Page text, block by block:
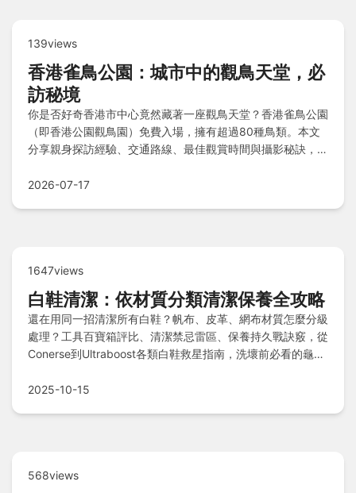
139views
香港雀鳥公園：城市中的觀鳥天堂，必
訪秘境
你是否好奇香港市中心竟然藏著一座觀鳥天堂？香港雀鳥公園
（即香港公園觀鳥園）免費入場，擁有超過80種鳥類。本文
分享親身探訪經驗、交通路線、最佳觀賞時間與攝影秘訣，帶
2026-07-17
1647views
白鞋清潔：依材質分類清潔保養全攻略
還在用同一招清潔所有白鞋？帆布、皮革、網布材質怎麼分級
處理？工具百寶箱評比、清潔禁忌雷區、保養持久戰訣竅，從
Conerse到Ultraboost各類白鞋救星指南，洗壞前必看的龜毛
2025-10-15
568views